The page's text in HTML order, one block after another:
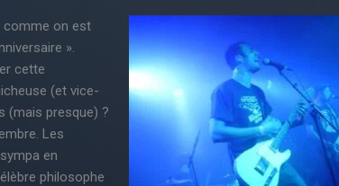
comme on est
».
cette
(et vice-
(mais presque) ?
Les
en
philosophe